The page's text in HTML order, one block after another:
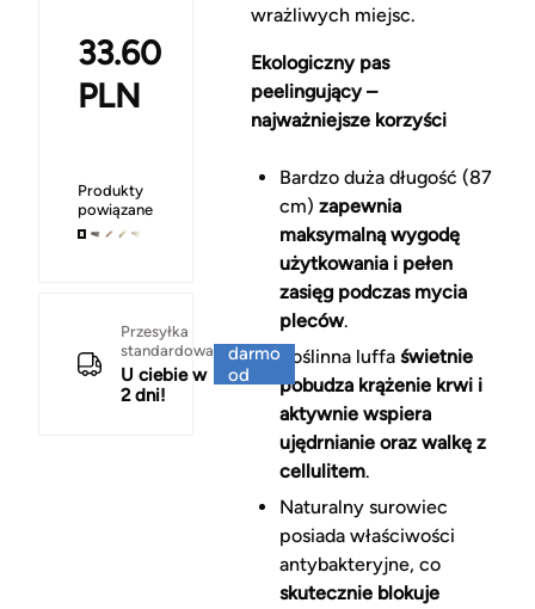
33.60
PLN
Produkty
powiązane
Przesyłka
standardowa
U ciebie w
2 dni!
darmo
od
wrażliwych miejsc.
Ekologiczny pas
peelingujący –
najważniejsze korzyści
Bardzo duża długość (87
cm) zapewnia
maksymalną wygodę
użytkowania i pełen
zasięg podczas mycia
pleców.
Roślinna luffa świetnie
pobudza krążenie krwi i
aktywnie wspiera
ujędrnianie oraz walkę z
cellulitem.
Naturalny surowiec
posiada właściwości
antybakteryjne, co
skutecznie blokuje